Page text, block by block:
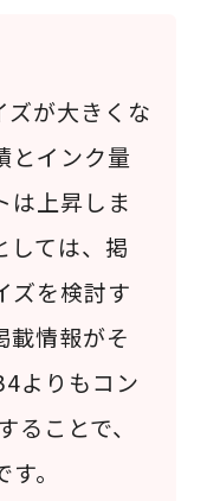
が大きくな
とインク量
は上昇しま
しては、掲
ズを検討す
載情報がそ
よりもコン
ことで、
。